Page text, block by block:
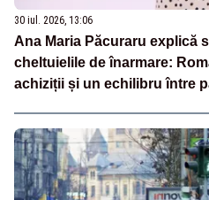
30 iul. 2026, 13:06
Ana Maria Păcuraru explică
cheltuielile de înarmare:
achiziții și un echilibru între